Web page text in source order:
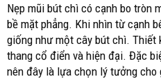
Nẹp mũi bút chì có cạnh bo tròn
bề mặt phẳng. Khi nhìn từ cạnh
giống như một cây bút chì. Thiết
thang cổ điển và hiện đại. Đặc
nên đây là lựa chọn lý tưởng